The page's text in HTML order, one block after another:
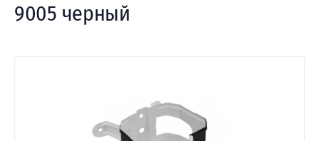
9005 черный